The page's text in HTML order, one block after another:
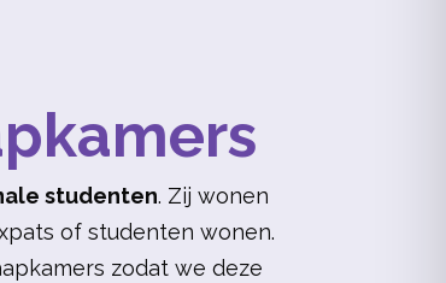
studenten. Zij wonen
of studenten wonen.
zodat we deze